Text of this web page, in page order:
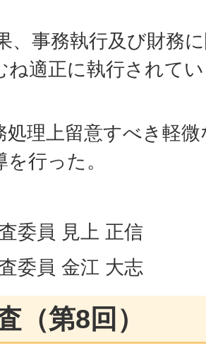
、事務執行及び財務
ね適正に執行されて
処理上留意すべき軽
行った。
委員 見上 正信
委員 金江 大志
（第8回）